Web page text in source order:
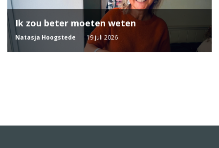
Ik zou beter moeten weten
Natasja Hoogstede 19 juli 2026